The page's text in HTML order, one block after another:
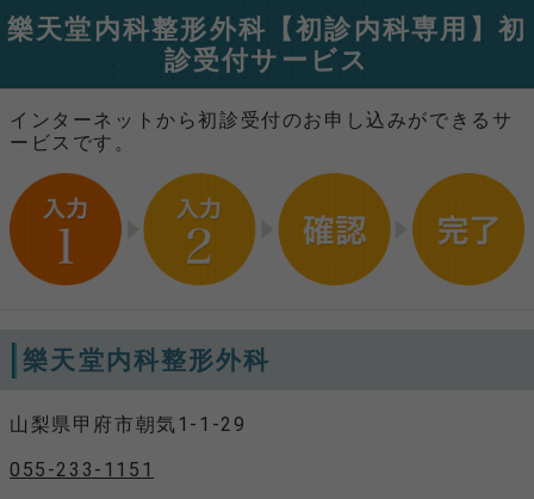
樂天堂内科整形外科【初診内科専用】初
診受付サービス
インターネットから初診受付のお申し込みができるサ
ービスです。
樂天堂内科整形外科
山梨県甲府市朝気1-1-29
055-233-1151